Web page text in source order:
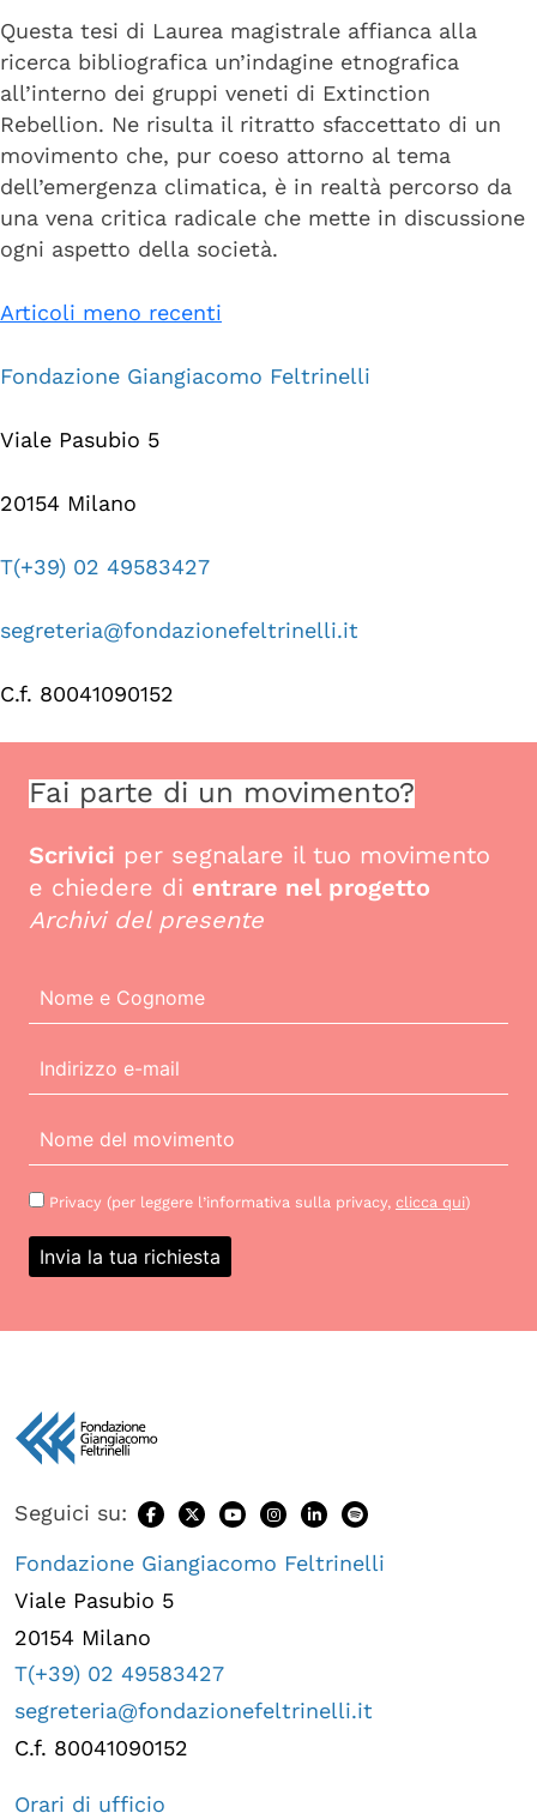
Questa tesi di Laurea magistrale affianca alla
ricerca bibliografica un’indagine etnografica
all’interno dei gruppi veneti di Extinction
Rebellion. Ne risulta il ritratto sfaccettato di un
movimento che, pur coeso attorno al tema
dell’emergenza climatica, è in realtà percorso da
una vena critica radicale che mette in discussione
ogni aspetto della società.
Navigazione
Articoli meno recenti
Fondazione Giangiacomo Feltrinelli
Viale Pasubio 5
20154 Milano
T(+39) 02 49583427
segreteria@fondazionefeltrinelli.it
C.f. 80041090152
Fai parte di un movimento?
Scrivici per segnalare il tuo movimento
e chiedere di entrare nel progetto
Archivi del presente
Privacy (per leggere l’informativa sulla privacy, clicca qui)
Seguici su:
Fondazione Giangiacomo Feltrinelli
Viale Pasubio 5
20154 Milano
T(+39) 02 49583427
segreteria@fondazionefeltrinelli.it
C.f. 80041090152
Orari di ufficio